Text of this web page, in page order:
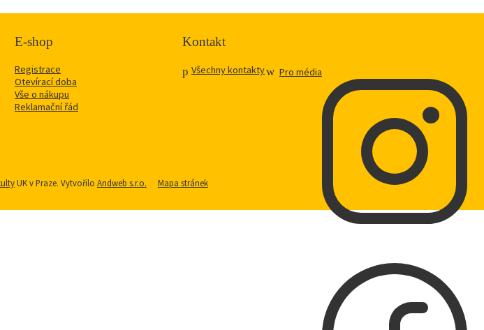
E-shop
Registrace
Otevírací doba
Vše o nákupu
Reklamační řád
Kontakt
Všechny kontakty Pro média
UK v Praze. Vytvořilo Andweb s.r.o. Mapa stránek